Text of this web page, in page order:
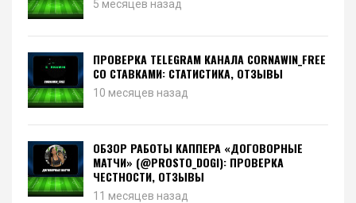
5 месяцев назад
ПРОВЕРКА TELEGRAM КАНАЛА CORNAWIN_FREE
СО СТАВКАМИ: СТАТИСТИКА, ОТЗЫВЫ
10 месяцев назад
ОБЗОР РАБОТЫ КАППЕРА «ДОГОВОРНЫЕ
МАТЧИ» (@PROSTO_DOGI): ПРОВЕРКА
ЧЕСТНОСТИ, ОТЗЫВЫ
11 месяцев назад